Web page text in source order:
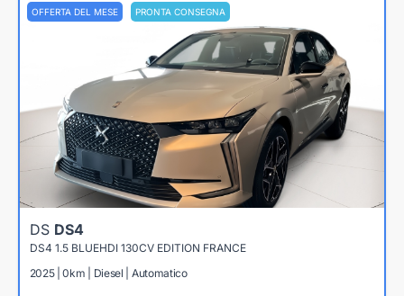
OFFERTA DEL MESE PRONTA CONSEGNA
DS DS4
DS4 1.5 BLUEHDI 130CV EDITION FRANCE
2025 | 0km | Diesel | Automatico